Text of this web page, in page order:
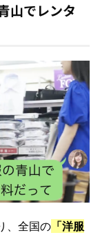
山でレンタ
、全国の 「洋服